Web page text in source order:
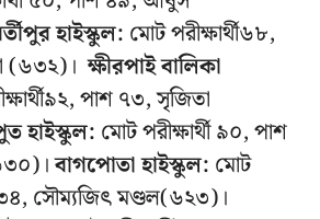
হাইস্কুল: মোট পরীক্ষার্থী৬৮,
(৬৩২)।ক্ষীরপাই বালিকা
পাশ ৭৩, সৃজিতা
হাইস্কুল: মোট পরীক্ষার্থী ৯০, পাশ
বাগপোতাহাইস্কুল: মোট
৩৪, সৌম্যজিৎ মণ্ডল(৬২৩)।